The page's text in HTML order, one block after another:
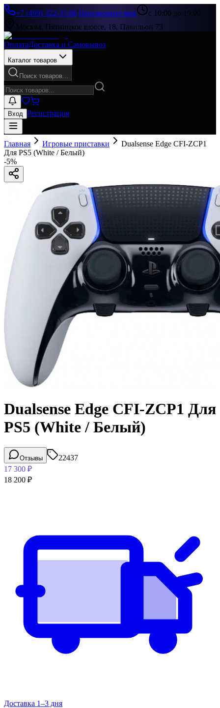
+7 (499) 322-33-86|Перезвоните мне
с 10:00 до 19:00
Москва, Пятницкое шоссе, 18, Павильон 73
ОплатаДоставка и Самовывоз
Каталог товаров
Поиск товаров...
Вход Регистрация
Главная Игровые приставки
Dualsense Edge CFI-ZCP1
Для PS5 (White / Белый)
-5%
Dualsense Edge CFI-ZCP1 Для
PS5 (White / Белый)
Отзывы
22437
17 300 ₽
18 200 ₽
Доставка 1–3 дня